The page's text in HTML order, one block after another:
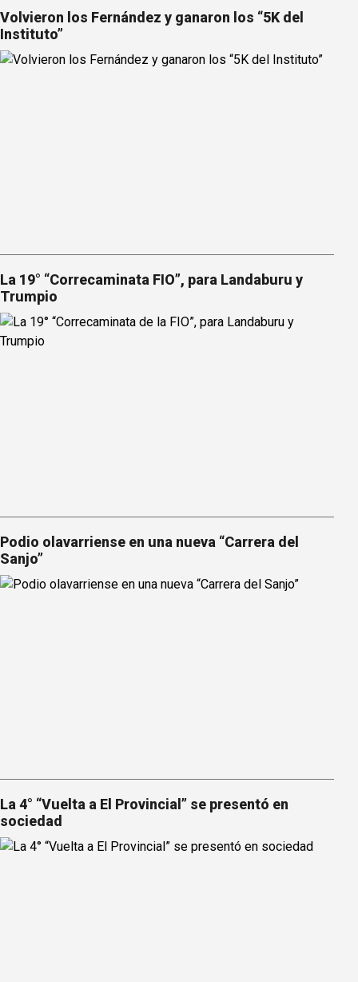
Volvieron los Fernández y ganaron los “5K del
Instituto”
La 19° “Correcaminata FIO”, para Landaburu y
Trumpio
Podio olavarriense en una nueva “Carrera del
Sanjo”
La 4° “Vuelta a El Provincial” se presentó en
sociedad